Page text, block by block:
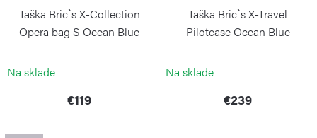
Taška Bric`s X-Collection
Opera bag S Ocean Blue
Na sklade
€119
Taška Bric`s X-Travel
Pilotcase Ocean Blue
Na sklade
€239